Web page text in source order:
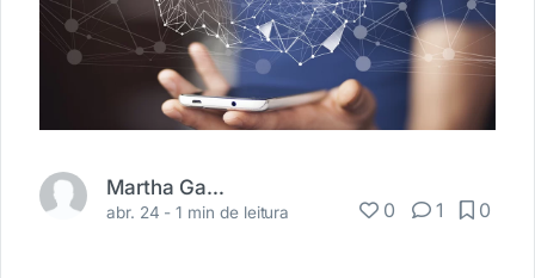
Martha Gabriel
abr. 24 -1 min de leitura 0 1 0